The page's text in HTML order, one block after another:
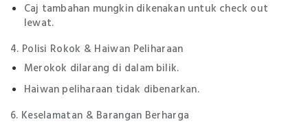
Caj tambahan mungkin dikenakan untuk check out
lewat.
4. Polisi Rokok & Haiwan Peliharaan
Merokok dilarang di dalam bilik.
Haiwan peliharaan tidak dibenarkan.
6. Keselamatan & Barangan Berharga